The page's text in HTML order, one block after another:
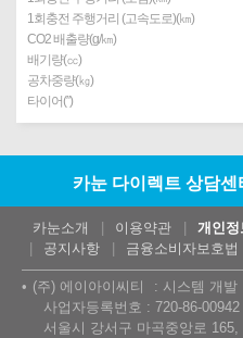
1회충전 주행거리 (고속도로)(㎞)
CO2 배출량(g/㎞)
배기량(㏄)
공차중량(㎏)
타이어(″)
카눈 다이렉트 상담센
카눈소개 이용약관 개인정
공지사항
금융소비자보호법
(주) 에이아이씨티 시스템 개발
사업자등록번호 : 720-86-00942
서울시 강서구 마곡중앙로